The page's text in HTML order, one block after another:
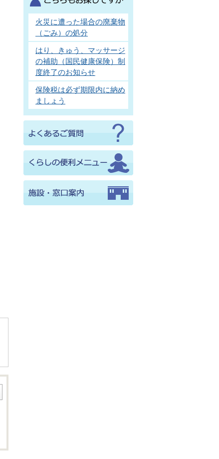
火災に遭った場合の廃棄物
（ごみ）の処分
はり、きゅう、マッサージ
の補助（国民健康保険）制
度終了のお知らせ
保険税は必ず期限内に納め
ましょう